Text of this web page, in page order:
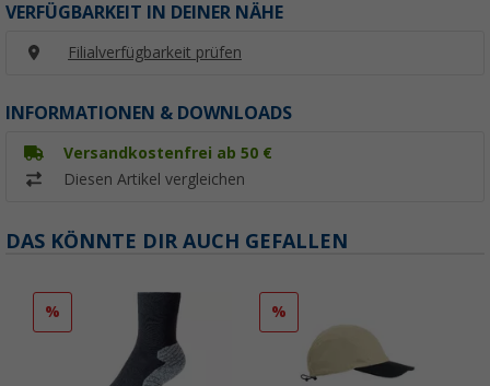
VERFÜGBARKEIT IN DEINER NÄHE
Filialverfügbarkeit prüfen
INFORMATIONEN & DOWNLOADS
Versandkostenfrei ab 50 €
Diesen Artikel vergleichen
DAS KÖNNTE DIR AUCH GEFALLEN
% %